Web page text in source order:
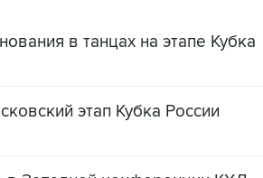
в танцах на этапе Кубка
этап Кубка России